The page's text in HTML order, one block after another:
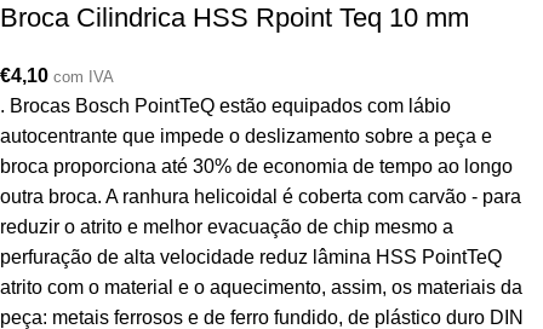
Broca Cilindrica HSS Rpoint Teq 10 mm
€4,10 com IVA
. Brocas Bosch PointTeQ estão equipados com lábio
autocentrante que impede o deslizamento sobre a peça e
broca proporciona até 30% de economia de tempo ao longo
outra broca. A ranhura helicoidal é coberta com carvão - para
reduzir o atrito e melhor evacuação de chip mesmo a
perfuração de alta velocidade reduz lâmina HSS PointTeQ
atrito com o material e o aquecimento, assim, os materiais da
peça: metais ferrosos e de ferro fundido, de plástico duro DIN